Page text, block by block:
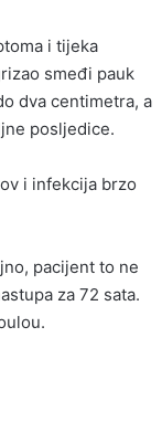
i tijeka
smeđi pauk
dva centimetra, a
posljedice.
i infekcija brzo
pacijent to ne
za 72 sata.